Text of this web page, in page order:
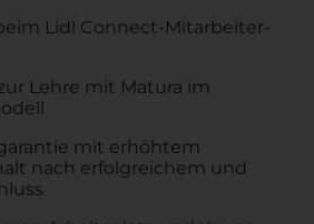
Lidl Connect-Mitarbeiter-
Lehre mit Matura im
mit erhöhtem
nach erfolgreichem und